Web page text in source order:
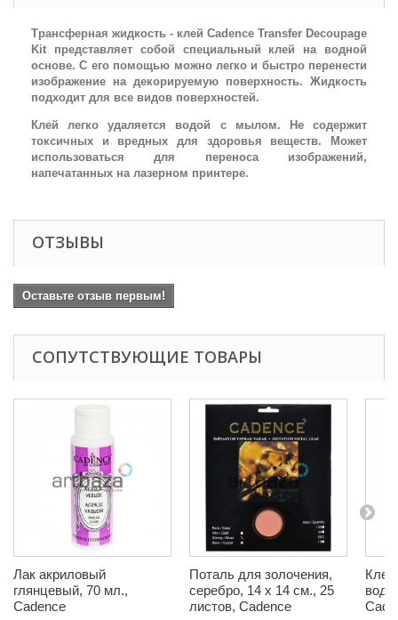
Трансферная жидкость - клей Cadence Transfer Decoupage
Kit представляет собой специальный клей на водной
основе. С его помощью можно легко и быстро перенести
изображение на декорируемую поверхность. Жидкость
подходит для все видов поверхностей.
Клей легко удаляется водой с мылом. Не содержит
токсичных и вредных для здоровья веществ. Может
использоваться для переноса изображений,
напечатанных на лазерном принтере.
ОТЗЫВЫ
Оставьте отзыв первым!
СОПУТСТВУЮЩИЕ ТОВАРЫ
Лак акриловый
глянцевый, 70 мл.,
Cadence
Поталь для золочения,
серебро, 14 x 14 см., 25
листов, Cadence
Клей